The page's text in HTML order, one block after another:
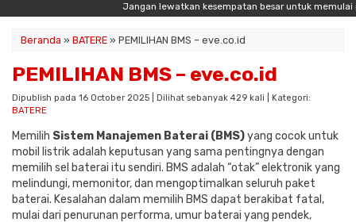
Jangan lewatkan kesempatan besar untuk memulai
Beranda » BATERE » PEMILIHAN BMS – eve.co.id
PEMILIHAN BMS – eve.co.id
Dipublish pada 16 October 2025 | Dilihat sebanyak 429 kali | Kategori:
BATERE
Memilih Sistem Manajemen Baterai (BMS)yang cocok untuk
mobil listrik adalah keputusan yang sama pentingnya dengan
memilih sel baterai itu sendiri. BMS adalah “otak” elektronik yang
melindungi, memonitor, dan mengoptimalkan seluruh paket
baterai. Kesalahan dalam memilih BMS dapat berakibat fatal,
mulai dari penurunan performa, umur baterai yang pendek,